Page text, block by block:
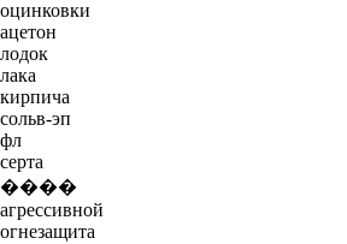
оцинковки
ацетон
лодок
лака
кирпича
сольв-эп
фл
серта
����
агрессивной
огнезащита